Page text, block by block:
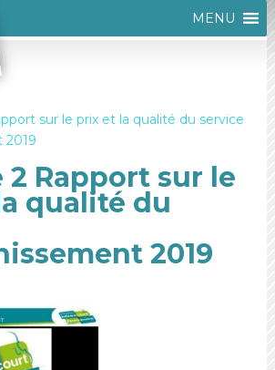
MENU
sur le prix et la qualité du service
2019
2 Rapport sur le
qualité du
2019